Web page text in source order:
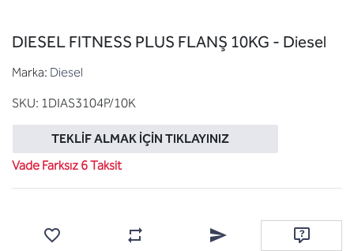
DIESEL FITNESS PLUS FLANŞ 10KG - Diesel
Marka: Diesel
SKU: 1DIAS3104P/10K
TEKLIF ALMAK İÇIN TIKLAYINIZ
Vade Farksız 6 Taksit
Karşılaştırma listesine ekleArkadaşına e-posta ile
Soru sor